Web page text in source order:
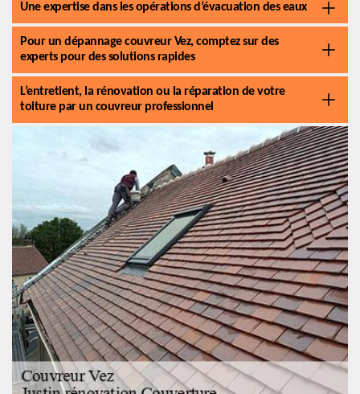
Une expertise dans les opérations d’évacuation des eaux
Pour un dépannage couvreur Vez, comptez sur des
experts pour des solutions rapides
L’entretient, la rénovation ou la réparation de votre
toiture par un couvreur professionnel